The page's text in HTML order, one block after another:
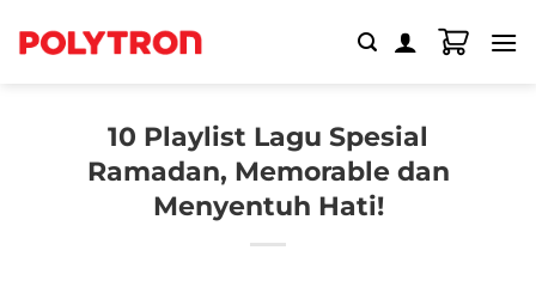
10 Playlist Lagu Spesial
Ramadan, Memorable dan
Menyentuh Hati!